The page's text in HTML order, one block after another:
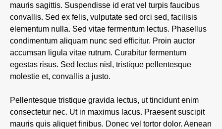
mauris sagittis. Suspendisse id erat vel turpis faucibus
convallis. Sed ex felis, vulputate sed orci sed, facilisis
elementum nulla. Sed vitae fermentum lectus. Phasellus
condimentum aliquam nunc sed efficitur. Proin auctor
accumsan ligula vitae rutrum. Curabitur fermentum
egestas risus. Sed lectus nisl, tristique pellentesque
molestie et, convallis a justo.
Pellentesque tristique gravida lectus, ut tincidunt enim
consectetur nec. Ut in maximus lacus. Praesent suscipit
mauris quis aliquet finibus. Donec vel tortor dolor. Aenean